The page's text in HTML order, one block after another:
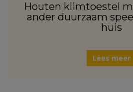
Houten klimtoestel
ander duurzaam
huis
Lees meer